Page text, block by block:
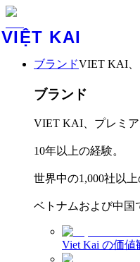
VIỆT KAI
ブランドVIET KAI、
ブランド
VIET KAI、プレミア
10年以上の経験。
世界中の1,000社以
ベトナムおよび中国
Viet Kai の価値